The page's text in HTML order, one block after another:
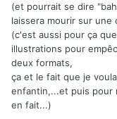
(et pourrait se dire
laissera mourir sur une
(c'est aussi pour ça
illustrations pour
deux formats,
ça et le fait que je
enfantin,...et puis pour
en fait...)